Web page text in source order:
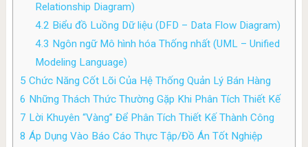
Relationship Diagram)
4.2 Biểu đồ Luồng Dữ liệu (DFD – Data Flow Diagram)
4.3 Ngôn ngữ Mô hình hóa Thống nhất (UML – Unified
Modeling Language)
5 Chức Năng Cốt Lõi Của Hệ Thống Quản Lý Bán Hàng
6 Những Thách Thức Thường Gặp Khi Phân Tích Thiết Kế
7 Lời Khuyên “Vàng” Để Phân Tích Thiết Kế Thành Công
8 Áp Dụng Vào Báo Cáo Thực Tập/Đồ Án Tốt Nghiệp